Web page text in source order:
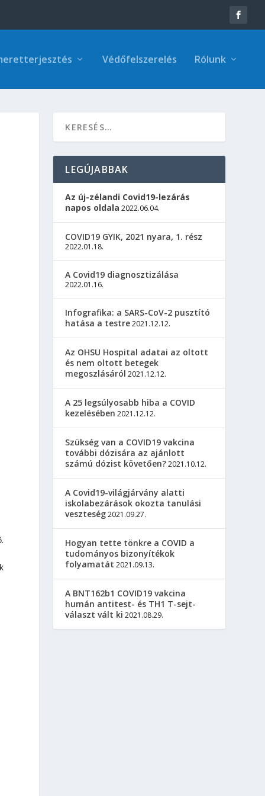
Védőfelszerelés Rólunk
LEGÚJABBAK
Az új-zélandi Covid19-lezárás
napos oldala 2022.06.04.
COVID19 GYIK, 2021 nyara, 1. rész
2022.01.18.
A Covid19 diagnosztizálása
2022.01.16.
Infografika: a SARS-CoV-2 pusztító
hatása a testre2021.12.12.
Az OHSU Hospital adatai az oltott
és nem oltott betegek
megoszlásáról 2021.12.12.
A 25 legsúlyosabb hiba a COVID
kezelésében 2021.12.12.
Szükség van a COVID19 vakcina
további dózisára az ajánlott
számú dózist követően?2021.10.12.
A Covid19-világjárvány alatti
iskolabezárások okozta tanulási
veszteség2021.09.27.
Hogyan tette tönkre a COVID a
tudományos bizonyítékok
folyamatát 2021.09.13.
A BNT162b1 COVID19 vakcina
humán antitest- és TH1 T-sejt-
választ vált ki 2021.08.29.